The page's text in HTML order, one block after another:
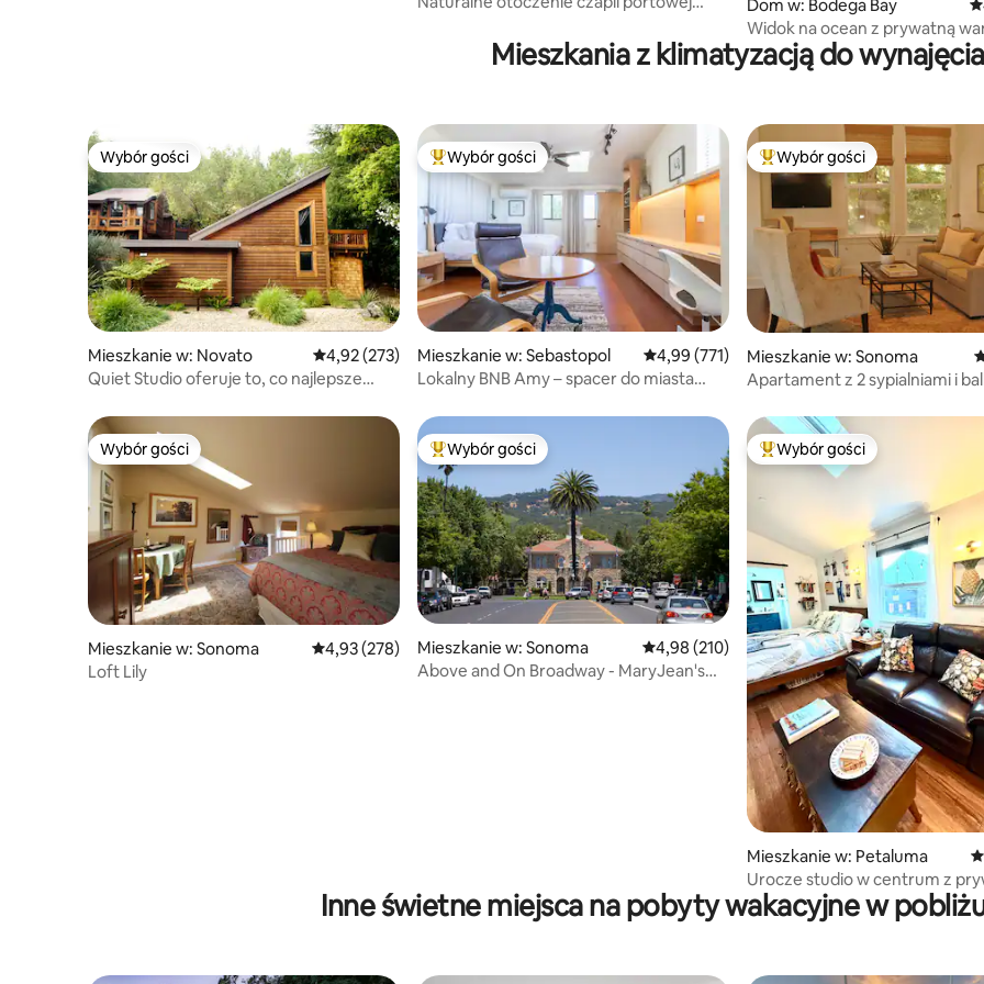
Dom w: Bodega Bay
Widok na ocean z prywatną
hydromasażem, kuchnia dla
Mieszkania z klimatyzacją do wynajęcia
Wybór gości
Wybór gości
Mieszkanie w: Novato Średnia ocena: 4,92 na 5, liczba recenzji: 273
4,92 (273)
Quiet Studio oferuje to, co najlepsze
Najpopularniejsze z kategorii Wybór gości
Wybór gości
Mieszkanie w: Sebastopol Średnia ocena: 4,99 na 5, liczba recenzji: 771
4,99 (771)
Lokalny BNB Amy – spacer do miasta
Najpopularniejsze z kategorii
Wybór gości
Mieszkanie w: Sonoma
Apartament z 2 sypialniami i
Wybór gości
Wybór gości
Mieszkanie w: Sonoma Średnia ocena: 4,93 na 5, liczba recenzji: 278
4,93 (278)
Loft Lily
Najpopularniejsze z kategorii Wybór gości
Wybór gości
Mieszkanie w: Sonoma Średnia ocena: 4,98 na 5, liczba recenzji: 210
4,98 (210)
Above and On Broadway - MaryJean's
Najpopularniejsze z kategorii
Wybór gości
Mieszkanie w: Petaluma
Urocze studio w centrum z
patio
Inne świetne miejsca na pobyty wakacyjne w